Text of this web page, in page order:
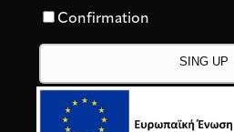
Confirmation